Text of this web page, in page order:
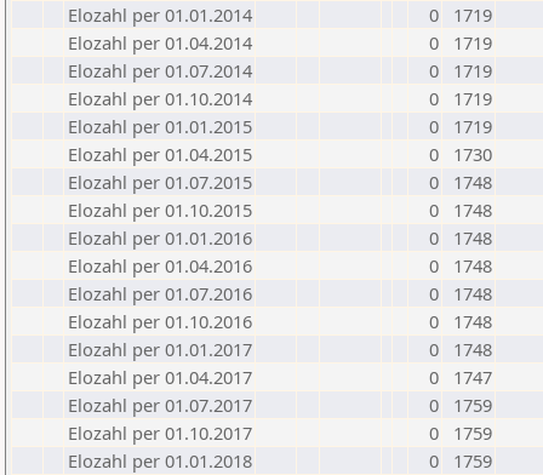
Elozahl per 01.01.2014
0
1719
Elozahl per 01.04.2014
0
1719
Elozahl per 01.07.2014
0
1719
Elozahl per 01.10.2014
0
1719
Elozahl per 01.01.2015
0
1719
Elozahl per 01.04.2015
0
1730
Elozahl per 01.07.2015
0
1748
Elozahl per 01.10.2015
0
1748
Elozahl per 01.01.2016
0
1748
Elozahl per 01.04.2016
0
1748
Elozahl per 01.07.2016
0
1748
Elozahl per 01.10.2016
0
1748
Elozahl per 01.01.2017
0
1748
Elozahl per 01.04.2017
0
1747
Elozahl per 01.07.2017
0
1759
Elozahl per 01.10.2017
0
1759
Elozahl per 01.01.2018
0
1759